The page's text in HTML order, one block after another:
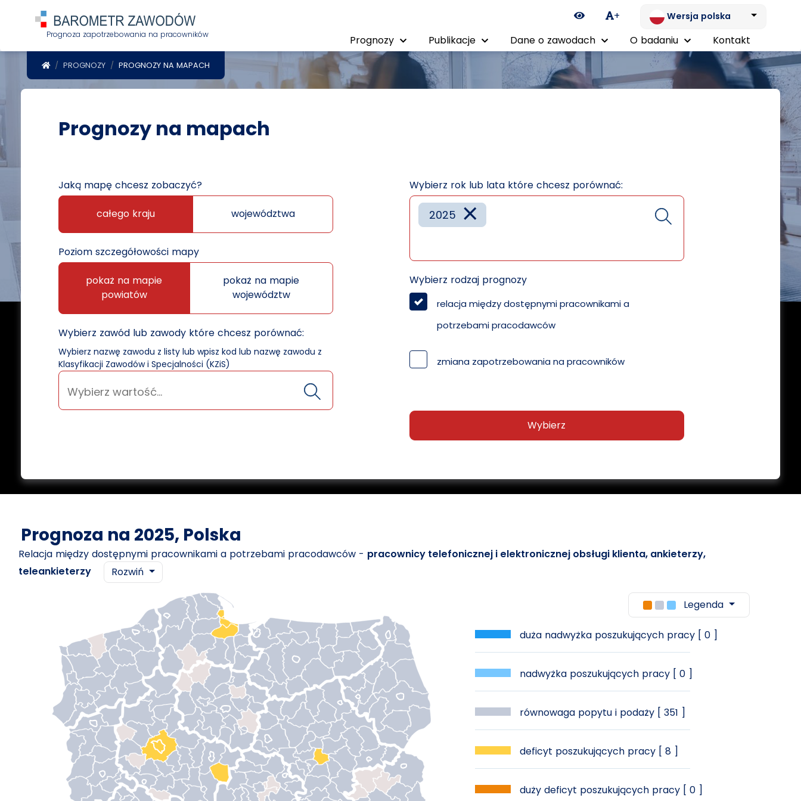
Prognoza zapotrzebowania na pracowników
Ikona zmiany kontrastu
+ Wersja polska
Prognozy Publikacje Dane o zawodach O badaniu Kontakt
POWRÓT DO STRONY GŁÓWNEJ
PROGNOZY PROGNOZY NA MAPACH
Prognozy na mapach
Jaką mapę chcesz zobaczyć?
całego kraju województwa
Poziom szczegółowości mapy
pokaż na mapie
powiatów
pokaż na mapie
województw
Wybierz zawód lub zawody które chcesz porównać:
Wybierz nazwę zawodu z listy lub wpisz kod lub nazwę zawodu z
Klasyfikacji Zawodów i Specjalności (KZiS)
Wybierz rok lub lata które chcesz porównać:
×
2025
Wybierz rodzaj prognozy
relacja między dostępnymi pracownikami a
potrzebami pracodawców
zmiana zapotrzebowania na pracowników
Wybierz
Prognoza na 2025, Polska
Relacja między dostępnymi pracownikami a potrzebami pracodawców - pracownicy telefonicznej i elektronicznej obsługi klienta, ankieterzy,
teleankieterzy
Rozwiń
Legenda
duża nadwyżka poszukujących pracy [ 0 ]
nadwyżka poszukujących pracy [ 0 ]
równowaga popytu i podaży [ 351 ]
deficyt poszukujących pracy [ 8 ]
duży deficyt poszukujących pracy [ 0 ]